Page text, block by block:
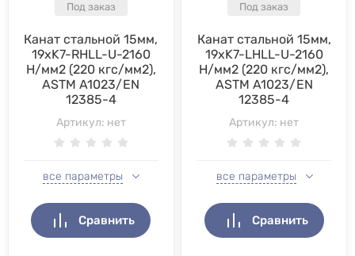
Под заказ
Канат стальной 15мм,
19хK7-RHLL-U-2160
Н/мм2 (220 кгс/мм2),
ASTM A1023/EN
12385-4
Артикул: нет
все параметры
Сравнить
Под заказ
Канат стальной 15мм,
19хK7-LHLL-U-2160
Н/мм2 (220 кгс/мм2),
ASTM A1023/EN
12385-4
Артикул: нет
все параметры
Сравнить